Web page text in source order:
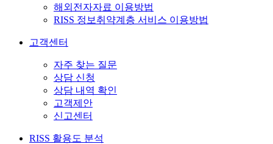
해외전자자료 이용방법
RISS 정보취약계층 서비스 이용방법
고객센터
자주 찾는 질문
상담 신청
상담 내역 확인
고객제안
신고센터
RISS 활용도 분석